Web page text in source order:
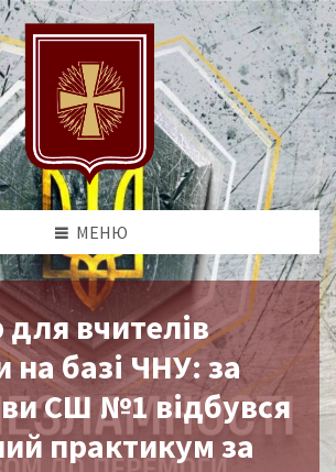
МЕНЮ
для вчителів
на базі ЧНУ: за
СШ №1 відбувся
практикум за